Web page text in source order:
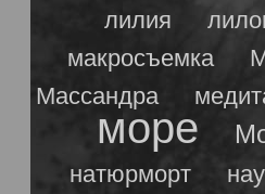
лилия
макросъемка
Массандра
море
натюрморт